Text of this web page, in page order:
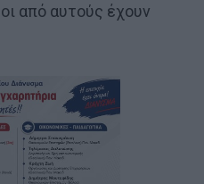
από αυτούς έχουν